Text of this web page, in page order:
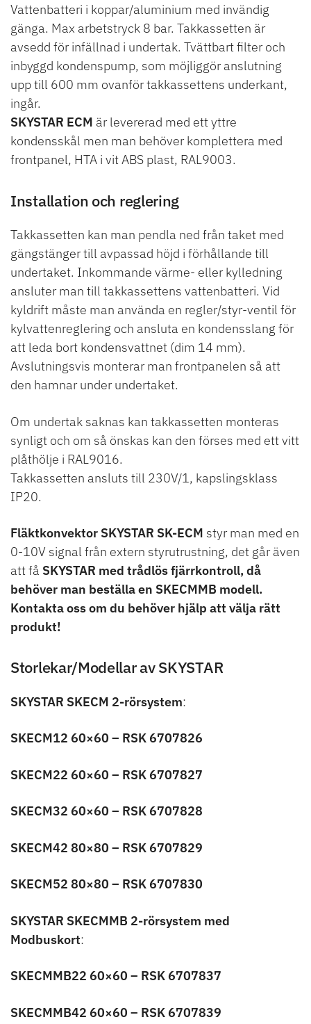
Vattenbatteri i koppar/aluminium med invändig
gänga. Max arbetstryck 8 bar. Takkassetten är
avsedd för infällnad i undertak. Tvättbart filter och
inbyggd kondenspump, som möjliggör anslutning
upp till 600 mm ovanför takkassettens underkant,
ingår.
SKYSTAR ECM är levererad med ett yttre
kondensskål men man behöver komplettera med
frontpanel, HTA i vit ABS plast, RAL9003.
Installation och reglering
Takkassetten kan man pendla ned från taket med
gängstänger till avpassad höjd i förhållande till
undertaket. Inkommande värme- eller kylledning
ansluter man till takkassettens vattenbatteri. Vid
kyldrift måste man använda en regler/styr-ventil för
kylvattenreglering och ansluta en kondensslang för
att leda bort kondensvattnet (dim 14 mm).
Avslutningsvis monterar man frontpanelen så att
den hamnar under undertaket.
Om undertak saknas kan takkassetten monteras
synligt och om så önskas kan den förses med ett vitt
plåthölje i RAL9016.
Takkassetten ansluts till 230V/1, kapslingsklass
IP20.
Fläktkonvektor SKYSTAR SK-ECM styr man med en
0-10V signal från extern styrutrustning, det går även
att få SKYSTAR med trådlös fjärrkontroll, då
behöver man beställa en SKECMMB modell.
Kontakta oss om du behöver hjälp att välja rätt
produkt!
Storlekar/Modellar av SKYSTAR
SKYSTAR SKECM 2-rörsystem:
SKECM12 60×60 – RSK 6707826
SKECM22 60×60 – RSK 6707827
SKECM32 60×60 – RSK 6707828
SKECM42 80×80 – RSK 6707829
SKECM52 80×80 – RSK 6707830
SKYSTAR SKECMMB 2-rörsystem med
Modbuskort:
SKECMMB22 60×60 – RSK 6707837
SKECMMB42 60×60 – RSK 6707839
Dessa kakor
välja bort. De
att hemsidan
fungera.
Statistik
kunna